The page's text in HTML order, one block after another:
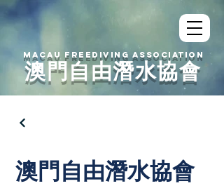
澳門自由潛水協會
MACAU FREEDIVING ASSOCIATION
澳門自由潛水協會